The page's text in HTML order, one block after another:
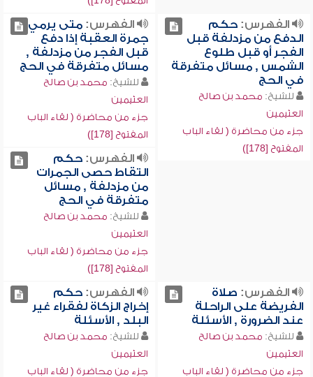
الفهرس:حكم
الدفع من مزدلفة قبل
الفجر أو قبل طلوع
الشمس , مسائل متفرقة
في الحج
للشيخ: محمد بن صالح
العثيمين
جزء من محاضرة ( لقاء الباب
المفتوح [178])
الفهرس:متى يرمي
جمرة العقبة إذا دفع
قبل الفجر من مزدلفة ,
مسائل متفرقة في الحج
للشيخ: محمد بن صالح
العثيمين
جزء من محاضرة ( لقاء الباب
المفتوح [178])
الفهرس:حكم
التقاط حصى الجمرات
من مزدلفة , مسائل
متفرقة في الحج
للشيخ: محمد بن صالح
العثيمين
جزء من محاضرة ( لقاء الباب
المفتوح [178])
الفهرس: صلاة
الفريضة على الراحلة
عند الضرورة , الأسئلة
للشيخ: محمد بن صالح
العثيمين
جزء من محاضرة ( لقاء الباب
الفهرس:حكم
إخراج الزكاة لفقراء غير
البلد , الأسئلة
للشيخ: محمد بن صالح
العثيمين
جزء من محاضرة ( لقاء الباب